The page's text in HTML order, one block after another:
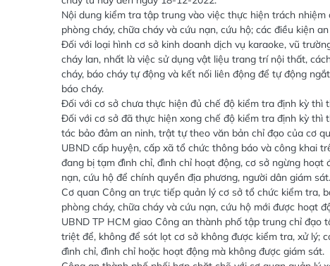
cháy từ nay đến ngày 18-12-2022.
Nội dung kiểm tra tập trung vào việc thực hiện trách
phòng cháy, chữa cháy và cứu nạn, cứu hộ; các điều kiện
Đối với loại hình cơ sở kinh doanh dịch vụ karaoke, vũ
cháy lan, nhất là việc sử dụng vật liệu trang trí nội thất,
cháy, báo cháy tự động và kết nối liên động để tự động
báo cháy.
Đối với cơ sở chưa thực hiện đủ chế độ kiểm tra định kỳ thì
Đối với cơ sở đã thực hiện xong chế độ kiểm tra định kỳ
tác bảo đảm an ninh, trật tự theo văn bản chỉ đạo của cơ
UBND cấp huyện, cấp xã tổ chức thông báo và công khai
đang bị tạm đình chỉ, đình chỉ hoạt động, cơ sở ngừng
nạn, cứu hộ để chính quyền địa phương, người dân giám sát.
Cơ quan Công an trực tiếp quản lý cơ sở tổ chức kiểm tra,
phòng cháy, chữa cháy và cứu nạn, cứu hộ mới được hoạt
UBND TP HCM giao Công an thành phố tập trung chỉ đạo
triệt để, không để sót lọt cơ sở không được kiểm tra, xử lý;
đình chỉ, đình chỉ hoặc hoạt động mà không được giám sát.